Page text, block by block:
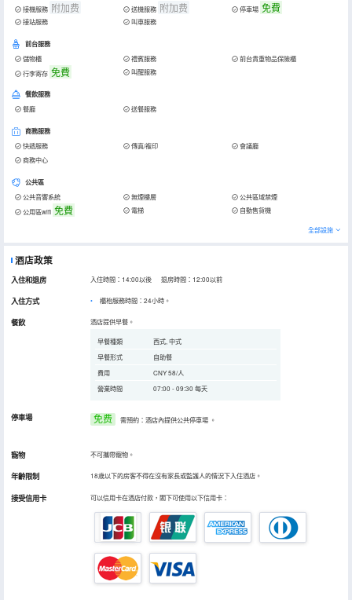
接機服務 附加费 送機服務 附加费 停車場 免費
接站服務 叫車服務
前台服務
儲物櫃 禮賓服務
前台貴重物品保險櫃
行李寄存 免費 叫醒服務
餐飲服務
餐廳 送餐服務
商務服務
快遞服務 傳真/複印
會議廳
商務中心
公共區
公共音響系統 無煙樓層
公共區域禁煙
公用區wifi 免費 電梯 自動售貨機
全部設施
酒店政策
入住和退房 入住時間：14:00以後 退房時間：12:00以前
入住方式 櫃枱服務時間：24小時。
餐飲 酒店提供早餐。
早餐種類
西式, 中式
早餐形式
自助餐
費用
CNY 58/人
營業時間
07:00 - 09:30 每天
停車場 免费 需預約：酒店內提供公共停車場 。
寵物 不可攜帶寵物。
年齡限制 18歲以下的房客不得在沒有家長或監護人的情況下入住酒店。
接受信用卡 可以信用卡在酒店付款，閣下可使用以下信用卡：